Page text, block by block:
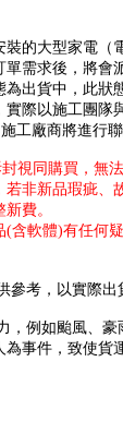
的大型家電（
需求後，將會
出貨中，此狀
際以施工團隊
工廠商將進行聯
視同購買，無法
非新品瑕疵、
費。
軟體)有任何
參考，以實際出
，例如颱風、豪
事件，致使貨